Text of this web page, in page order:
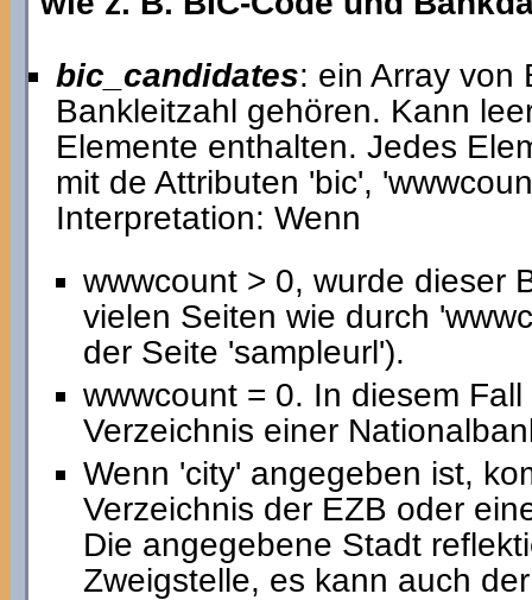
bic_candidates: ein Array von
Bankleitzahl gehören. Kann
Elemente enthalten. Jedes
mit de Attributen 'bic',
Interpretation: Wenn
wwwcount > 0, wurde dieser
vielen Seiten wie durch
der Seite 'sampleurl').
wwwcount = 0. In diesem
Verzeichnis einer
Wenn 'city' angegeben ist,
Verzeichnis der EZB oder
Die angegebene Stadt
Zweigstelle, es kann auch